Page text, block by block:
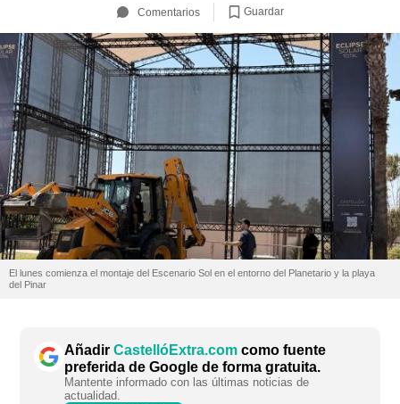
Comentarios Guardar
El lunes comienza el montaje del Escenario Sol en el entorno del Planetario y la playa
del Pinar
Añadir CastellóExtra.com como fuente
preferida de Google de forma gratuita.
Mantente informado con las últimas noticias de
actualidad.